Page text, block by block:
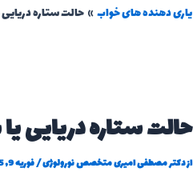
یاری دهنده های خواب حالت ستاره
حالت ستاره دریایی
ازدکتر مصطفی امیری متخصص نورولوژی/فوریه 9, 2025